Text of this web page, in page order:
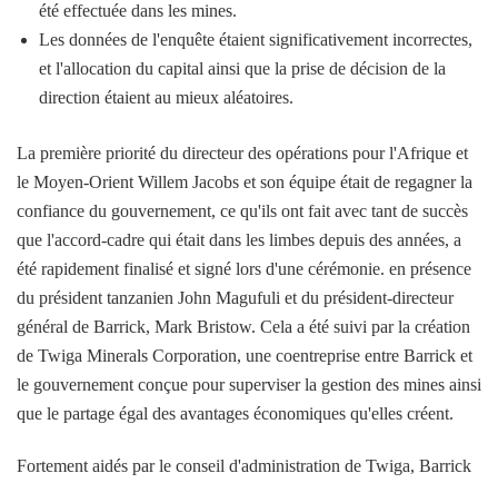
été effectuée dans les mines.
Les données de l'enquête étaient significativement incorrectes,
et l'allocation du capital ainsi que la prise de décision de la
direction étaient au mieux aléatoires.
La première priorité du directeur des opérations pour l'Afrique et
le Moyen-Orient Willem Jacobs et son équipe était de regagner la
confiance du gouvernement, ce qu'ils ont fait avec tant de succès
que l'accord-cadre qui était dans les limbes depuis des années, a
été rapidement finalisé et signé lors d'une cérémonie. en présence
du président tanzanien John Magufuli et du président-directeur
général de Barrick, Mark Bristow. Cela a été suivi par la création
de Twiga Minerals Corporation, une coentreprise entre Barrick et
le gouvernement conçue pour superviser la gestion des mines ainsi
que le partage égal des avantages économiques qu'elles créent.
Fortement aidés par le conseil d'administration de Twiga, Barrick